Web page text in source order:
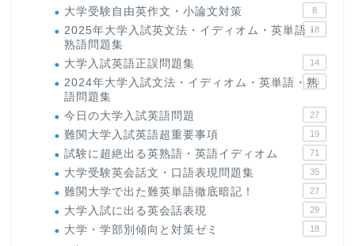
大学受験自由英作文・小論文対策 8
2025年大学入試英文法・イディオム・英単語・
熟語問題集
18
大学入試英語正誤問題集 14
2024年大学入試文法・イディオム・英単語・熟
語問題集
15
今日の大学入試英語問題 27
難関大学入試英語超重要事項 19
試験に超絶出る英熟語・英語イディオム 71
大学受験英会話文・口語表現問題集 35
難関大学で出た難英単語徹底暗記！ 27
大学入試に出る英会話表現 29
大学・学部別傾向と対策ゼミ 18